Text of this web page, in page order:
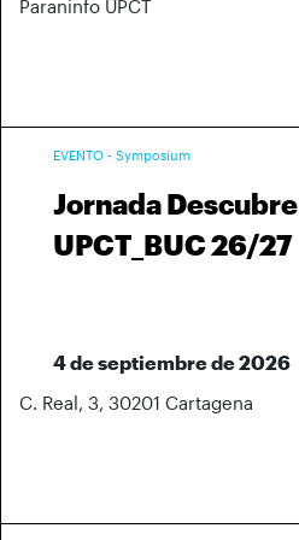
Paraninfo UPCT
EVENTO - Symposium
Jornada Descubre
UPCT_BUC 26/27
4 de septiembre de 2026
C. Real, 3, 30201 Cartagena